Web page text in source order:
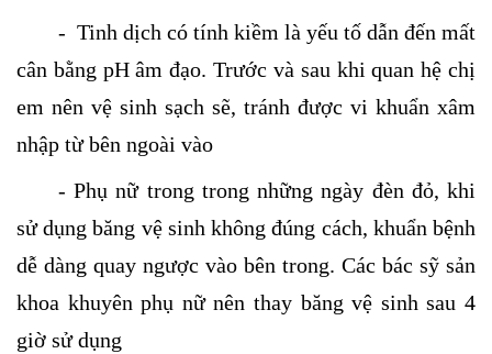
- Tinh dịch có tính kiềm là yếu tố dẫn đến mất
cân bằng pH âm đạo. Trước và sau khi quan hệ chị
em nên vệ sinh sạch sẽ, tránh được vi khuẩn xâm
nhập từ bên ngoài vào
- Phụ nữ trong trong những ngày đèn đỏ, khi
sử dụng băng vệ sinh không đúng cách, khuẩn bệnh
dễ dàng quay ngược vào bên trong. Các bác sỹ sản
khoa khuyên phụ nữ nên thay băng vệ sinh sau 4
giờ sử dụng